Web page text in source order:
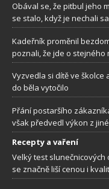
Obával se, že pitbul jeho
se stalo, když je nechali
Kadeřník proměnil
poznali, že jde o stejného
Vyzvedla si dítě ve školce
do běla vytočilo
Přání postaršího
však předvedl výkon z
Recepty a vaření
Velký test slunečnicových
se značně liší cenou i